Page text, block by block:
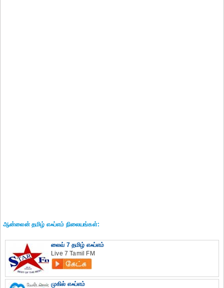
ஆன்லைன் தமிழ் எஃப்எம் நிலையங்கள்:
லைவ் 7 தமிழ் எஃப்எம்
Live 7 Tamil FM
முகில் எஃப்எம்